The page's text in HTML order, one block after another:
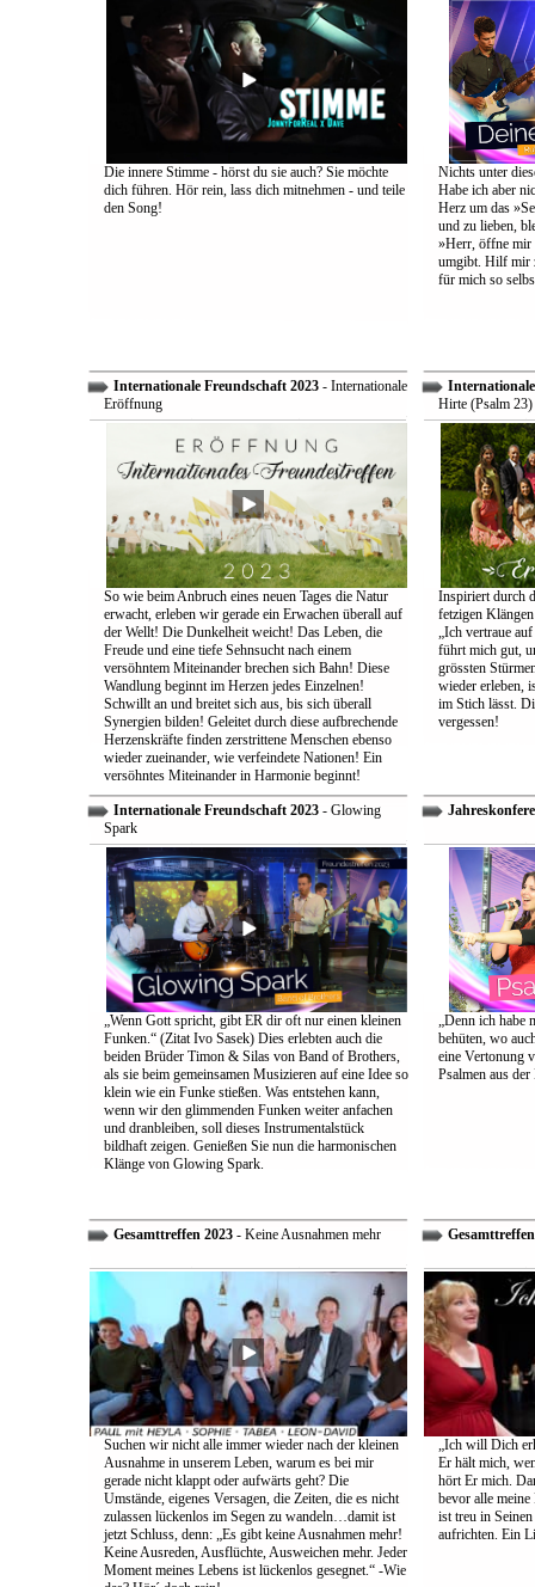
Die innere Stimme - hörst du sie auch? Sie möchte
dich führen. Hör rein, lass dich mitnehmen - und teile
den Song!
Nichts unter
Habe ich aber
Herz um das
und zu lieben,
»Herr, öffne mir
umgibt. Hilf mir
für mich so
Internationale Freundschaft 2023- Internationale
Eröffnung
So wie beim Anbruch eines neuen Tages die Natur
erwacht, erleben wir gerade ein Erwachen überall auf
der Wellt! Die Dunkelheit weicht! Das Leben, die
Freude und eine tiefe Sehnsucht nach einem
versöhntem Miteinander brechen sich Bahn! Diese
Wandlung beginnt im Herzen jedes Einzelnen!
Schwillt an und breitet sich aus, bis sich überall
Synergien bilden! Geleitet durch diese aufbrechende
Herzenskräfte finden zerstrittene Menschen ebenso
wieder zueinander, wie verfeindete Nationen! Ein
versöhntes Miteinander in Harmonie beginnt!
Hirte (Psalm 23)
Inspiriert durch
fetzigen
„Ich vertraue
führt mich gut,
grössten
wieder erleben,
im Stich lässt.
vergessen!
Internationale Freundschaft 2023- Glowing
Spark
„Wenn Gott spricht, gibt ER dir oft nur einen kleinen
Funken.“ (Zitat Ivo Sasek) Dies erlebten auch die
beiden Brüder Timon & Silas von Band of Brothers,
als sie beim gemeinsamen Musizieren auf eine Idee so
klein wie ein Funke stießen. Was entstehen kann,
wenn wir den glimmenden Funken weiter anfachen
und dranbleiben, soll dieses Instrumentalstück
bildhaft zeigen. Genießen Sie nun die harmonischen
Klänge von Glowing Spark.
„Denn ich habe
behüten, wo
eine Vertonung
Psalmen aus
Gesamttreffen 2023- Keine Ausnahmen mehr
Suchen wir nicht alle immer wieder nach der kleinen
Ausnahme in unserem Leben, warum es bei mir
gerade nicht klappt oder aufwärts geht? Die
Umstände, eigenes Versagen, die Zeiten, die es nicht
zulassen lückenlos im Segen zu wandeln…damit ist
jetzt Schluss, denn: „Es gibt keine Ausnahmen mehr!
Keine Ausreden, Ausflüchte, Ausweichen mehr. Jeder
Moment meines Lebens ist lückenlos gesegnet.“ -Wie
„Ich will Dich
Er hält mich,
hört Er mich.
bevor alle
ist treu in
aufrichten. Ein